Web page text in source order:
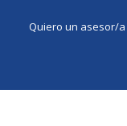
Quiero un asesor/a